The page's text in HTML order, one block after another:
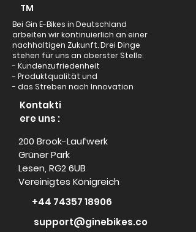
TM
Bei Gin E-Bikes in Deutschland
arbeiten wir kontinuierlich an einer
nachhaltigen Zukunft. Drei Dinge
stehen für uns an oberster Stelle:
- Kundenzufriedenheit
- Produktqualität und
- das Streben nach Innovation
Kontakti
ere uns :
200 Brook-Laufwerk
Grüner Park
Lesen, RG2 6UB
Vereinigtes Königreich
+44 74357 18906
support@ginebikes.co